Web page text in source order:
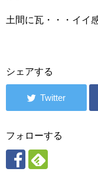
土間に瓦・・・イイ
シェアする
フォローする